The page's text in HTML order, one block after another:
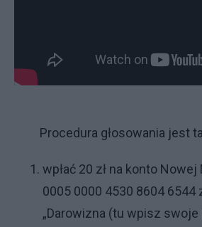
Procedura głosowania jest
wpłać 20 zł na konto
0005 0000 4530 8604 6544
„Darowizna (tu wpisz swoje